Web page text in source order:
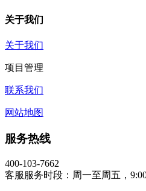
关于我们
关于我们
项目管理
联系我们
网站地图
服务热线
400-103-7662
客服服务时段：周一至周五，